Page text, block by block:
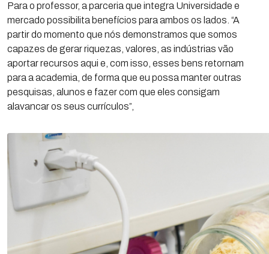
Para o professor, a parceria que integra Universidade e
mercado possibilita benefícios para ambos os lados. “A
partir do momento que nós demonstramos que somos
capazes de gerar riquezas, valores, as indústrias vão
aportar recursos aqui e, com isso, esses bens retornam
para a academia, de forma que eu possa manter outras
pesquisas, alunos e fazer com que eles consigam
alavancar os seus currículos”,